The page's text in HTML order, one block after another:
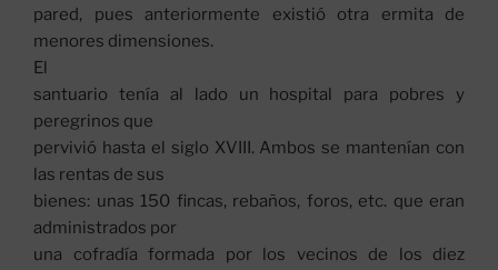
pared, pues anteriormente existió otra ermita de
menores dimensiones.
El
santuario tenía al lado un hospital para pobres y
peregrinos que
pervivió hasta el siglo XVIII. Ambos se mantenían con
las rentas de sus
bienes: unas 150 fincas, rebaños, foros, etc. que eran
administrados por
una cofradía formada por los vecinos de los diez